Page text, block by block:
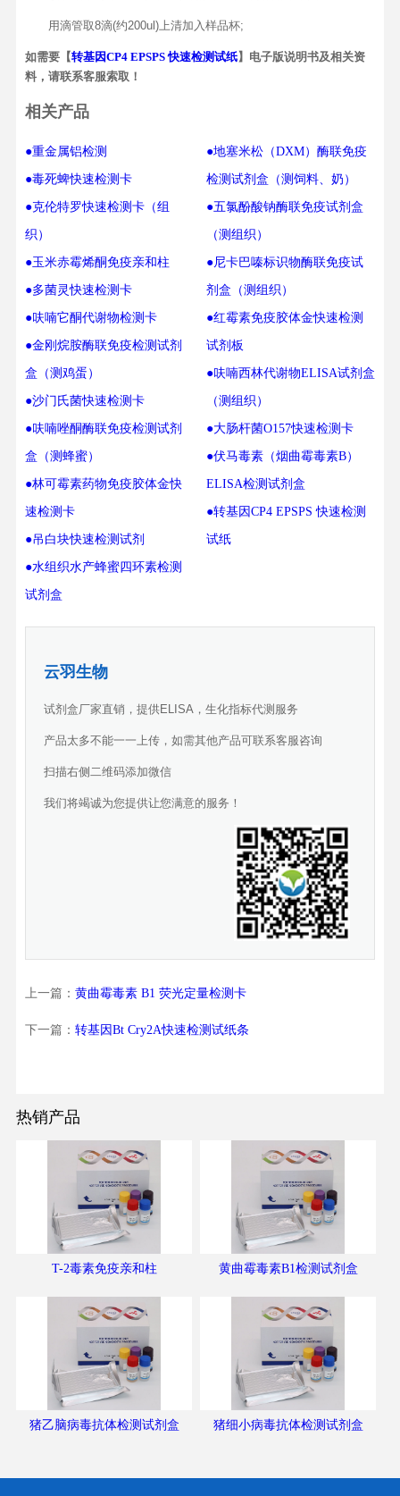
用滴管取8滴(约200ul)上清加入样品杯;
如需要【转基因CP4 EPSPS 快速检测试纸】电子版说明书及相关资
料，请联系客服索取！
相关产品
●重金属铝检测
●毒死蜱快速检测卡
●克伦特罗快速检测卡（组
织）
●玉米赤霉烯酮免疫亲和柱
●多菌灵快速检测卡
●呋喃它酮代谢物检测卡
●金刚烷胺酶联免疫检测试剂
盒（测鸡蛋）
●沙门氏菌快速检测卡
●呋喃唑酮酶联免疫检测试剂
盒（测蜂蜜）
●林可霉素药物免疫胶体金快
速检测卡
●吊白块快速检测试剂
●水组织水产蜂蜜四环素检测
试剂盒
●地塞米松（DXM）酶联免疫
检测试剂盒（测饲料、奶）
●五氯酚酸钠酶联免疫试剂盒
（测组织）
●尼卡巴嗪标识物酶联免疫试
剂盒（测组织）
●红霉素免疫胶体金快速检测
试剂板
●呋喃西林代谢物ELISA试剂盒
（测组织）
●大肠杆菌O157快速检测卡
●伏马毒素（烟曲霉毒素B）
ELISA检测试剂盒
●转基因CP4 EPSPS 快速检测
试纸
云羽生物
试剂盒厂家直销，提供ELISA，生化指标代测服务
产品太多不能一一上传，如需其他产品可联系客服咨询
扫描右侧二维码添加微信
我们将竭诚为您提供让您满意的服务！
上一篇： 黄曲霉毒素 B1 荧光定量检测卡
下一篇： 转基因Bt Cry2A快速检测试纸条
热销产品
T-2毒素免疫亲和柱 黄曲霉毒素B1检测试剂盒
猪乙脑病毒抗体检测试剂盒 猪细小病毒抗体检测试剂盒